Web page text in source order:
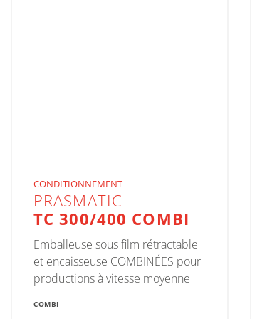
CONDITIONNEMENT
PRASMATIC
TC 300/400 COMBI
Emballeuse sous film rétractable
et encaisseuse COMBINÉES pour
productions à vitesse moyenne
COMBI